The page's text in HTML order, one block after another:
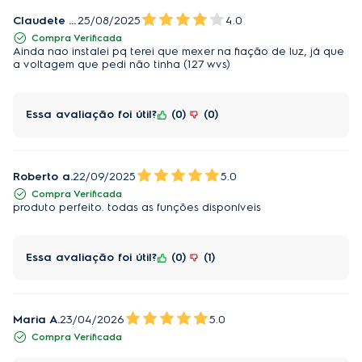
Home Pro (OE9XS) tem soluções que facilitam a
limpeza. O painel é
removível e o forno tem revestimento FastClean, que
sofisticação. Além do Forno de Embutir Elétrico
Electrolux Home Pro (OE9XS)
combinam um design contemporâneo e tecnologias
facilidade e em um espaço que reflete sua
`´É recomendado o uso de acessórios originais
Electrolux.
Função AirFry:
Claudete Jesus25/08/2025 4.0
Compra Verificada
Ainda nao instalei pq terei que mexer na fiação de luz, já que
a voltagem que pedi não tinha (127 wvs)
Essa avaliação foi útil? 0 0
Roberto a.22/09/2025 5.0
Compra Verificada
produto perfeito. todas as funções disponíveis
Essa avaliação foi útil? 0 1
Maria A.23/04/2026 5.0
Compra Verificada